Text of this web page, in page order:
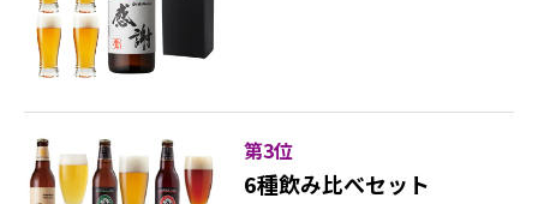
第3位
6種飲み比べセット